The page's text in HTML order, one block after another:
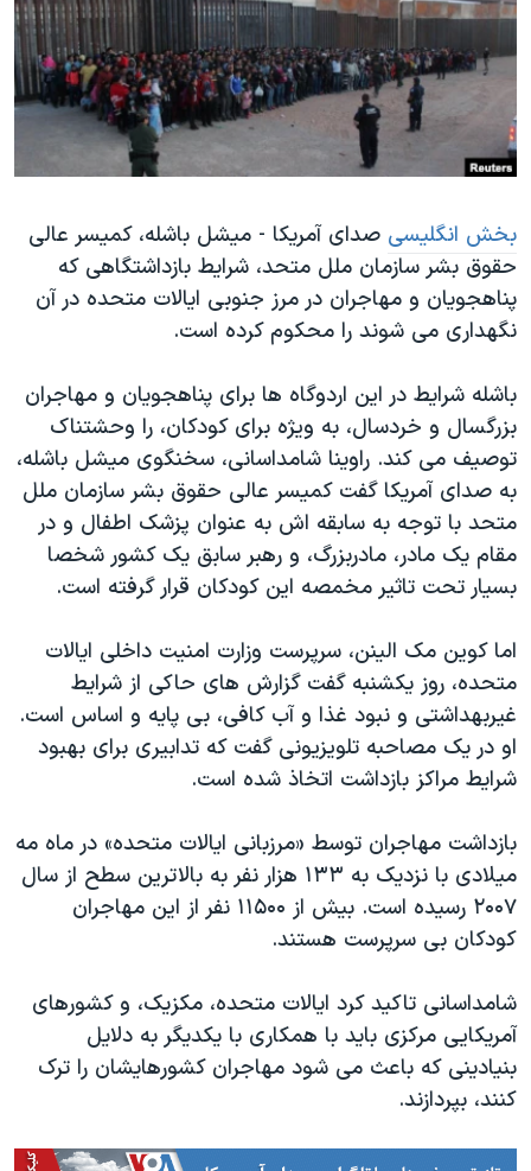
فرهنگ و زندگی
حقوق شهروندی
علم و فناوری
گالری عکس
آرشیو پخش زنده
مستندها
انتخابات ریاست جمهوری آمریکا ۲۰۲۴
حمله جمهوری اسلامی به اسرائیل
اعتراضات زن، زندگی، آزادی
مجموعه مستندهای دادخواهی
تریبونال مردمی آبان ۹۸
چهل سال گروگان‌گیری
قانون شفافیت دارائی کادر رهبری ایران
اعتراضات مردمی آبان ۹۸
اسرائیل در جنگ
نرگس محمدی برنده جایزه نوبل صلح
صفحه‌های ویژه
سفر پرزیدنت ترامپ به چین
دنبال کنید
زبانهای مختلف
بخش انگلیسی صدای آمریکا - میشل باشله، کمیسر عالی
حقوق بشر سازمان ملل متحد، شرایط بازداشتگاهی که
پناهجویان و مهاجران در مرز جنوبی ایالات متحده در آن
نگهداری می شوند را محکوم کرده است.
باشله شرایط در این اردوگاه ها برای پناهجویان و مهاجران
بزرگسال و خردسال، به ویژه برای کودکان، را وحشتناک
توصیف می کند. راوینا شامداسانی، سخنگوی میشل باشله،
به صدای آمریکا گفت کمیسر عالی حقوق بشر سازمان ملل
متحد با توجه به سابقه اش به عنوان پزشک اطفال و در
مقام یک مادر، مادربزرگ، و رهبر سابق یک کشور شخصا
بسیار تحت تاثیر مخمصه این کودکان قرار گرفته است.
اما کوین مک الینن، سرپرست وزارت امنیت داخلی ایالات
متحده، روز یکشنبه گفت گزارش های حاکی از شرایط
غیربهداشتی و نبود غذا و آب کافی، بی پایه و اساس است.
او در یک مصاحبه تلویزیونی گفت که تدابیری برای بهبود
شرایط مراکز بازداشت اتخاذ شده است.
بازداشت مهاجران توسط «مرزبانی ایالات متحده» در ماه مه
میلادی با نزدیک به ۱۳۳ هزار نفر به بالاترین سطح از سال
۲۰۰۷ رسیده است. بیش از ۱۱۵۰۰ نفر از این مهاجران
کودکان بی سرپرست هستند.
شامداسانی تاکید کرد ایالات متحده، مکزیک، و کشورهای
آمریکایی مرکزی باید با همکاری با یکدیگر به دلایل
بنیادینی که باعث می شود مهاجران کشورهایشان را ترک
کنند، بپردازند.